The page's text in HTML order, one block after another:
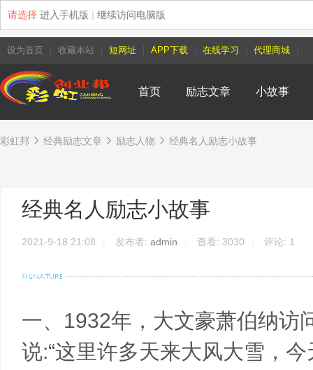
请选择 进入手机版 | 继续访问电脑版
设为首页 收藏本站 短网址 APP下载 在线学习 代理商城
首页 励志文章 小故事
彩虹邦
›
经典励志文章 励志人物
›
经典名人励志小故事
经典名人励志小故事
2021-9-18 21:08 发布者: admin 查看: 3030 评论: 1
一、1932年，大文豪萧伯纳访
说:“这里许多天来大风大雪，